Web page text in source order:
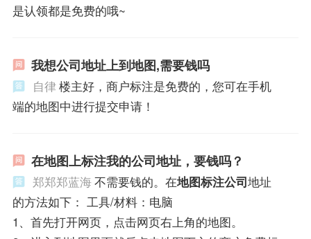
是认领都是免费的哦~
我想公司地址上到地图,需要钱吗
自律楼主好，商户标注是免费的，您可在手机
端的地图中进行提交申请！
在地图上标注我的公司地址，要钱吗？
郑郑郑蓝海不需要钱的。在地图标注公司地址
的方法如下： 工具/材料：电脑
1、首先打开网页，点击网页右上角的地图。